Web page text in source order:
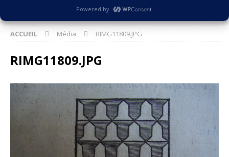
ACCUEIL Média RIMG11809.JPG
RIMG11809.JPG